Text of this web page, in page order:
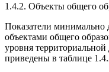
1.4.2. Объекты общего
Показатели минимально
объектами общего
уровня территориальной
приведены в таблице